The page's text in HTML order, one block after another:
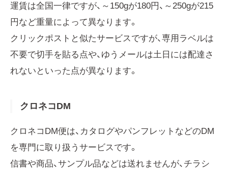
運賃は全国一律ですが、～150gが180円、～250gが215
円など重量によって異なります。
クリックポストと似たサービスですが、専用ラベルは
不要で切手を貼る点や、ゆうメールは土日には配達さ
れないといった点が異なります。
クロネコDM
クロネコDM便は、カタログやパンフレットなどのDM
を専門に取り扱うサービスです。
信書や商品、サンプル品などは送れませんが、チラシ